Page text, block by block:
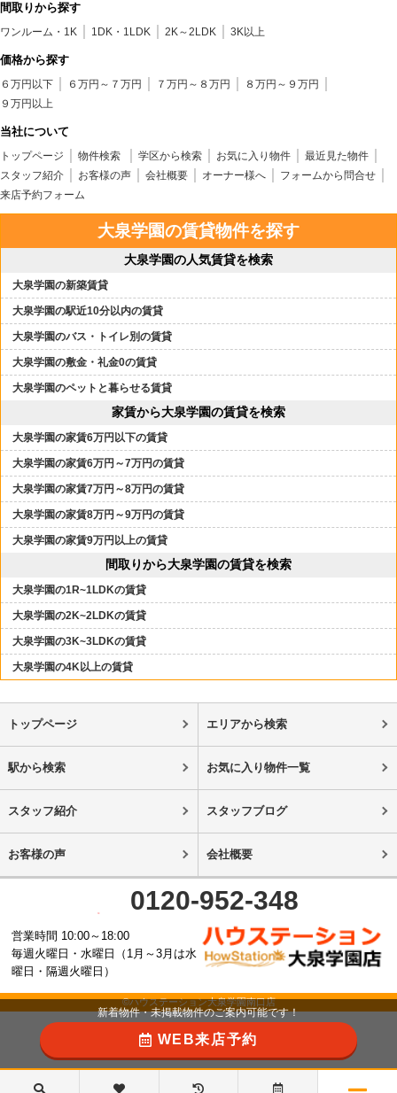
間取りから探す
ワンルーム・1K 1DK・1LDK 2K～2LDK 3K以上
価格から探す
６万円以下 ６万円～７万円 ７万円～８万円
８万円～９万円
９万円以上
当社について
トップページ 物件検索 学区から検索 お気に入り物件
最近見た物件
スタッフ紹介
お客様の声 会社概要 オーナー様へ
フォームから問合せ
来店予約フォーム
大泉学園の賃貸物件を探す
大泉学園の人気賃貸を検索
大泉学園の新築賃貸
大泉学園の駅近10分以内の賃貸
大泉学園のバス・トイレ別の賃貸
大泉学園の敷金・礼金0の賃貸
大泉学園のペットと暮らせる賃貸
家賃から大泉学園の賃貸を検索
大泉学園の家賃6万円以下の賃貸
大泉学園の家賃6万円～7万円の賃貸
大泉学園の家賃7万円～8万円の賃貸
大泉学園の家賃8万円～9万円の賃貸
大泉学園の家賃9万円以上の賃貸
間取りから大泉学園の賃貸を検索
大泉学園の1R~1LDKの賃貸
大泉学園の2K~2LDKの賃貸
大泉学園の3K~3LDKの賃貸
大泉学園の4K以上の賃貸
トップページ エリアから検索
駅から検索 お気に入り物件一覧
スタッフ紹介 スタッフブログ
お客様の声 会社概要
0120-952-348
営業時間 10:00～18:00
毎週火曜日・水曜日（1月～3月は水
曜日・隔週火曜日）
©ハウステーション大泉学園南口店
新着物件・未掲載物件のご案内可能です！
WEB来店予約